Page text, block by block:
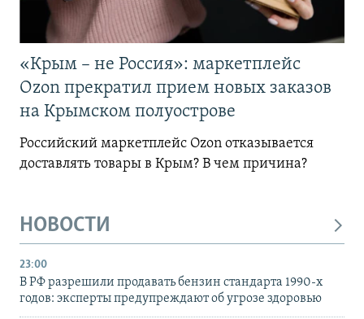
«Крым – не Россия»: маркетплейс
Ozon прекратил прием новых заказов
на Крымском полуострове
Российский маркетплейс Ozon отказывается
доставлять товары в Крым? В чем причина?
НОВОСТИ
23:00
В РФ разрешили продавать бензин стандарта 1990-х
годов: эксперты предупреждают об угрозе здоровью